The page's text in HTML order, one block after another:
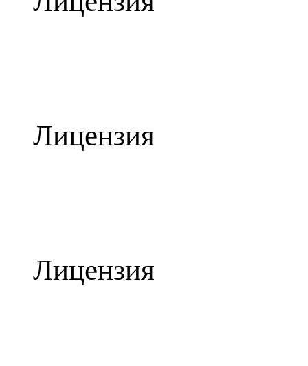
Лицензия
Лицензия